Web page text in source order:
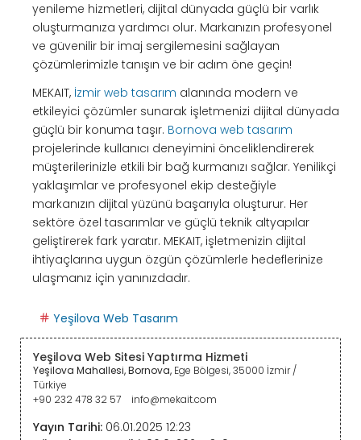
yenileme hizmetleri, dijital dünyada güçlü bir varlık
oluşturmanıza yardımcı olur. Markanızın profesyonel
ve güvenilir bir imaj sergilemesini sağlayan
çözümlerimizle tanışın ve bir adım öne geçin!
MEKAIT, İzmir web tasarım alanında modern ve
etkileyici çözümler sunarak işletmenizi dijital dünyada
güçlü bir konuma taşır. Bornova web tasarım
projelerinde kullanıcı deneyimini önceliklendirerek
müşterilerinizle etkili bir bağ kurmanızı sağlar. Yenilikçi
yaklaşımlar ve profesyonel ekip desteğiyle
markanızın dijital yüzünü başarıyla oluşturur. Her
sektöre özel tasarımlar ve güçlü teknik altyapılar
geliştirerek fark yaratır. MEKAIT, işletmenizin dijital
ihtiyaçlarına uygun özgün çözümlerle hedeflerinize
ulaşmanız için yanınızdadır.
Yeşilova Web Tasarım
Yeşilova Web Sitesi Yaptırma Hizmeti
Yeşilova Mahallesi, Bornova, Ege Bölgesi,35000 İzmir/
Türkiye
+90 232 478 32 57
info@mekait.com
Yayın Tarihi: 06.01.2025 12:23